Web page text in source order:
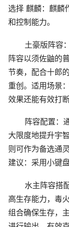
选择 麒麟：麒麟
和控制能力。
土豪版阵容
阵容以须佐鼬的
节奏，配合十郎
重创。适用场景
效果还能有效打
阵容配置：
大限度地提升宇
则可作为备选通
建议：采用小键
水主阵容搭
高生存能力，毒
组合确保生存，